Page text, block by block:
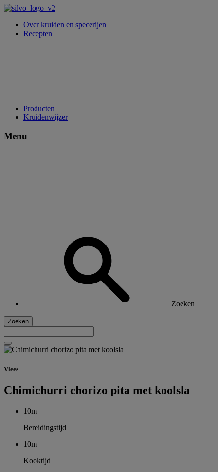
Over kruiden en specerijen
Recepten
Producten
Kruidenwijzer
Menu
Zoeken
Zoeken
Vlees
Chimichurri chorizo pita met koolsla
10m
Bereidingstijd
10m
Kooktijd